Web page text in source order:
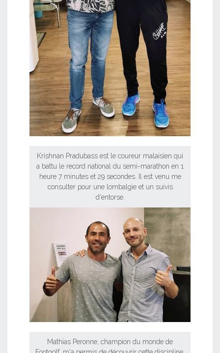
Krishnan Pradubass est le coureur malaisien qui
a battu le record national du semi-marathon en 1
heure 7 minutes et 29 secondes. Il est venu me
consulter pour une lombalgie et un suivis
d'entorse.
Mathias Peronne, champion du monde de